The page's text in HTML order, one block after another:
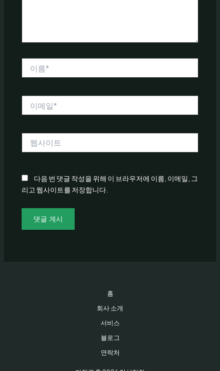
다음 번 댓글 작성을 위해 이 브라우저에 이름, 이메일, 그
리고 웹사이트를 저장합니다.
홈
회사 소개
서비스
블로그
연락처